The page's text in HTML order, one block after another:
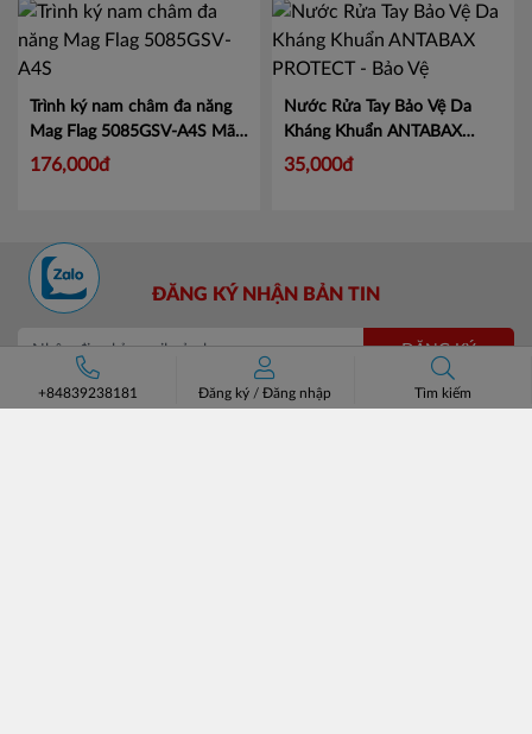
Trình ký nam châm đa năng
Mag Flag 5085GSV-A4S Mã
KJ5085
176,000đ
Nước Rửa Tay Bảo Vệ Da
Kháng Khuẩn ANTABAX
PROTECT - Bảo Vệ
35,000đ
ĐĂNG KÝ NHẬN BẢN TIN
ĐĂNG KÝ
+84839238181 Đăng ký /Đăng nhập Tìm kiếm